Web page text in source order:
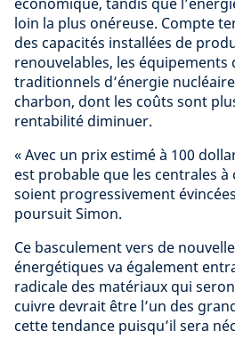
loin la plus onéreuse. Compte
des capacités installées de
renouvelables, les
traditionnels d’énergie
charbon, dont les coûts sont
rentabilité diminuer.
« Avec un prix estimé à 100
est probable que les centrales à
soient progressivement
poursuit Simon.
Ce basculement vers de
énergétiques va également
radicale des matériaux qui
cuivre devrait être l’un des
cette tendance puisqu’il sera